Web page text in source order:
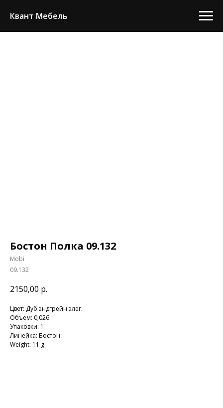
Квант Мебель
Бостон Полка 09.132
Mobi
09.132
2150,00 р.
Цвет: Дуб эндгрейн элег.
Объем: 0,026
Упаковки: 1
Линейка: Бостон
Weight: 11 g